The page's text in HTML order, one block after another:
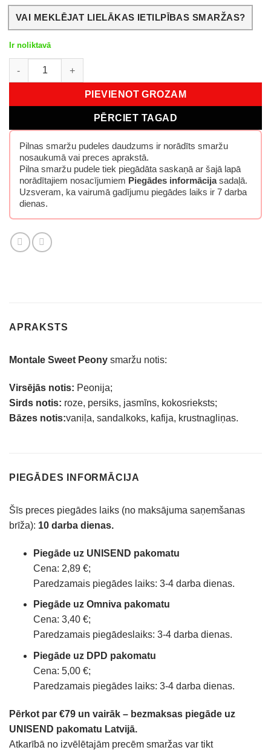
VAI MEKLĒJAT LIELĀKAS IETILPĪBAS SMARŽAS?
Ir noliktavā
Montale Sweet Peony EDP 100 ml daudzums
PIEVIENOT GROZAM
PĒRCIET TAGAD
Pilnas smaržu pudeles daudzums ir norādīts smaržu
nosaukumā vai preces aprakstā.
Pilna smaržu pudele tiek piegādāta saskaņā ar šajā lapā
norādītajiem nosacījumiem Piegādes informācijasadaļā.
Uzsveram, ka vairumā gadījumu piegādes laiks ir 7 darba
dienas.
APRAKSTS
Montale Sweet Peony smaržu notis:
Virsējās notis: Peonija;
Sirds notis: roze, persiks, jasmīns, kokosrieksts;
Bāzes notis:vaniļa, sandalkoks, kafija, krustnagliņas.
PIEGĀDES INFORMĀCIJA
Šīs preces piegādes laiks (no maksājuma saņemšanas
brīža): 10 darba dienas.
Piegāde uz UNISEND pakomatu
Cena: 2,89 €;
Paredzamais piegādes laiks: 3-4 darba dienas.
Piegāde uz Omniva pakomatu
Cena: 3,40 €;
Paredzamais piegādeslaiks: 3-4 darba dienas.
Piegāde uz DPD pakomatu
Cena: 5,00 €;
Paredzamais piegādes laiks: 3-4 darba dienas.
Pērkot par €79 un vairāk – bezmaksas piegāde uz
UNISEND pakomatu Latvijā.
Atkarībā no izvēlētajām precēm smaržas var tikt